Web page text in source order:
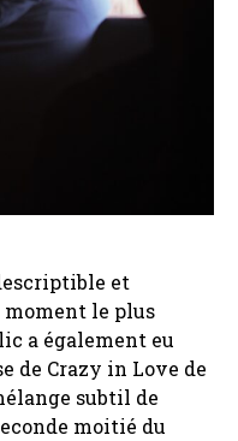
et
le plus
a également eu
de Crazy in Love de
subtil de
moitié du